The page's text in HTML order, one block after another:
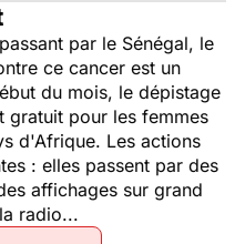
par le Sénégal, le
ce cancer est un
du mois, le dépistage
gratuit pour les femmes
d'Afrique. Les actions
: elles passent par des
affichages sur grand
radio...